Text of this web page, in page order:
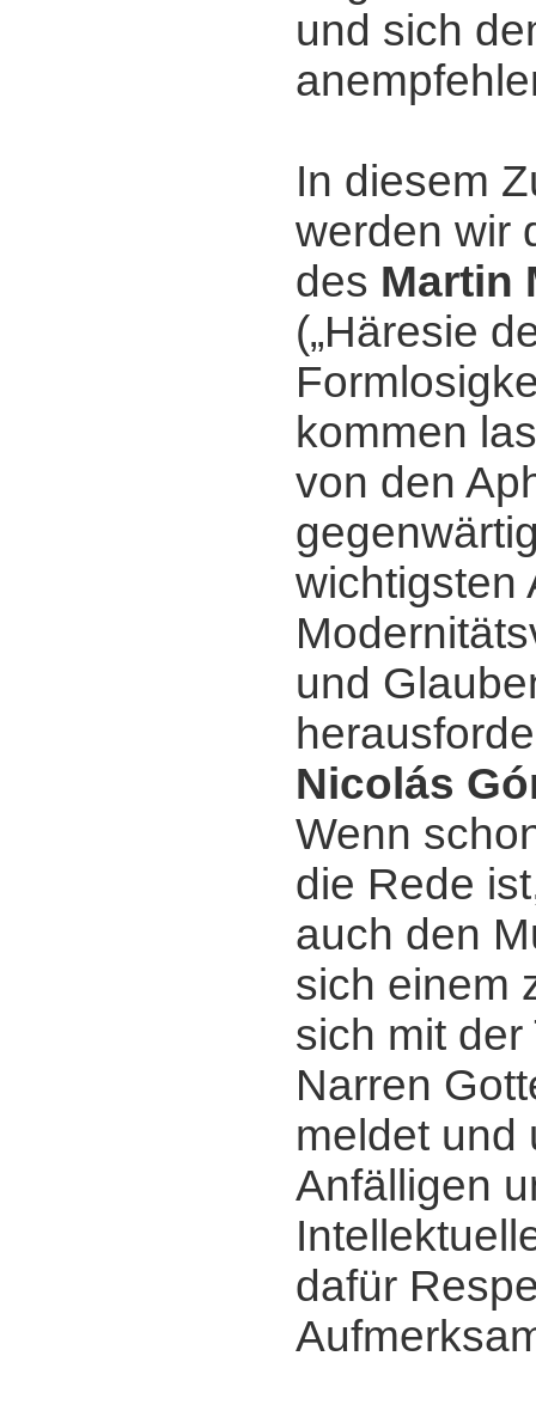
und sich
In diesem
werden wir
des Martin
(„Häresie
kommen
von den
wichtigsten
und
Nicolás
Wenn
die Rede
auch den
sich einem
sich mit der
Narren
meldet und
Anfälligen
dafür